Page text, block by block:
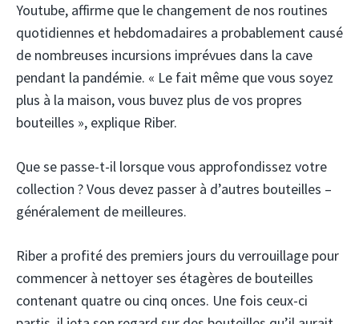
Youtube, affirme que le changement de nos routines
quotidiennes et hebdomadaires a probablement causé
de nombreuses incursions imprévues dans la cave
pendant la pandémie. « Le fait même que vous soyez
plus à la maison, vous buvez plus de vos propres
bouteilles », explique Riber.
Que se passe-t-il lorsque vous approfondissez votre
collection ? Vous devez passer à d’autres bouteilles –
généralement de meilleures.
Riber a profité des premiers jours du verrouillage pour
commencer à nettoyer ses étagères de bouteilles
contenant quatre ou cinq onces. Une fois ceux-ci